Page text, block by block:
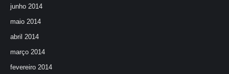
junho 2014
maio 2014
abril 2014
março 2014
fevereiro 2014